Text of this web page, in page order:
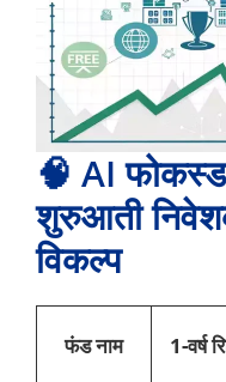
🧠 AI
शुरुआती
विकल्प
फंड नाम 1-वर्ष